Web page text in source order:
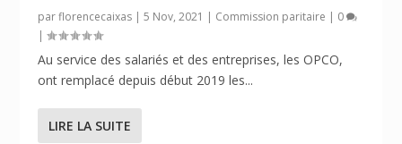
parflorencecaixas |5 Nov, 2021 | Commission paritaire | 0
|
Au service des salariés et des entreprises, les OPCO,
ont remplacé depuis début 2019 les...
LIRE LA SUITE